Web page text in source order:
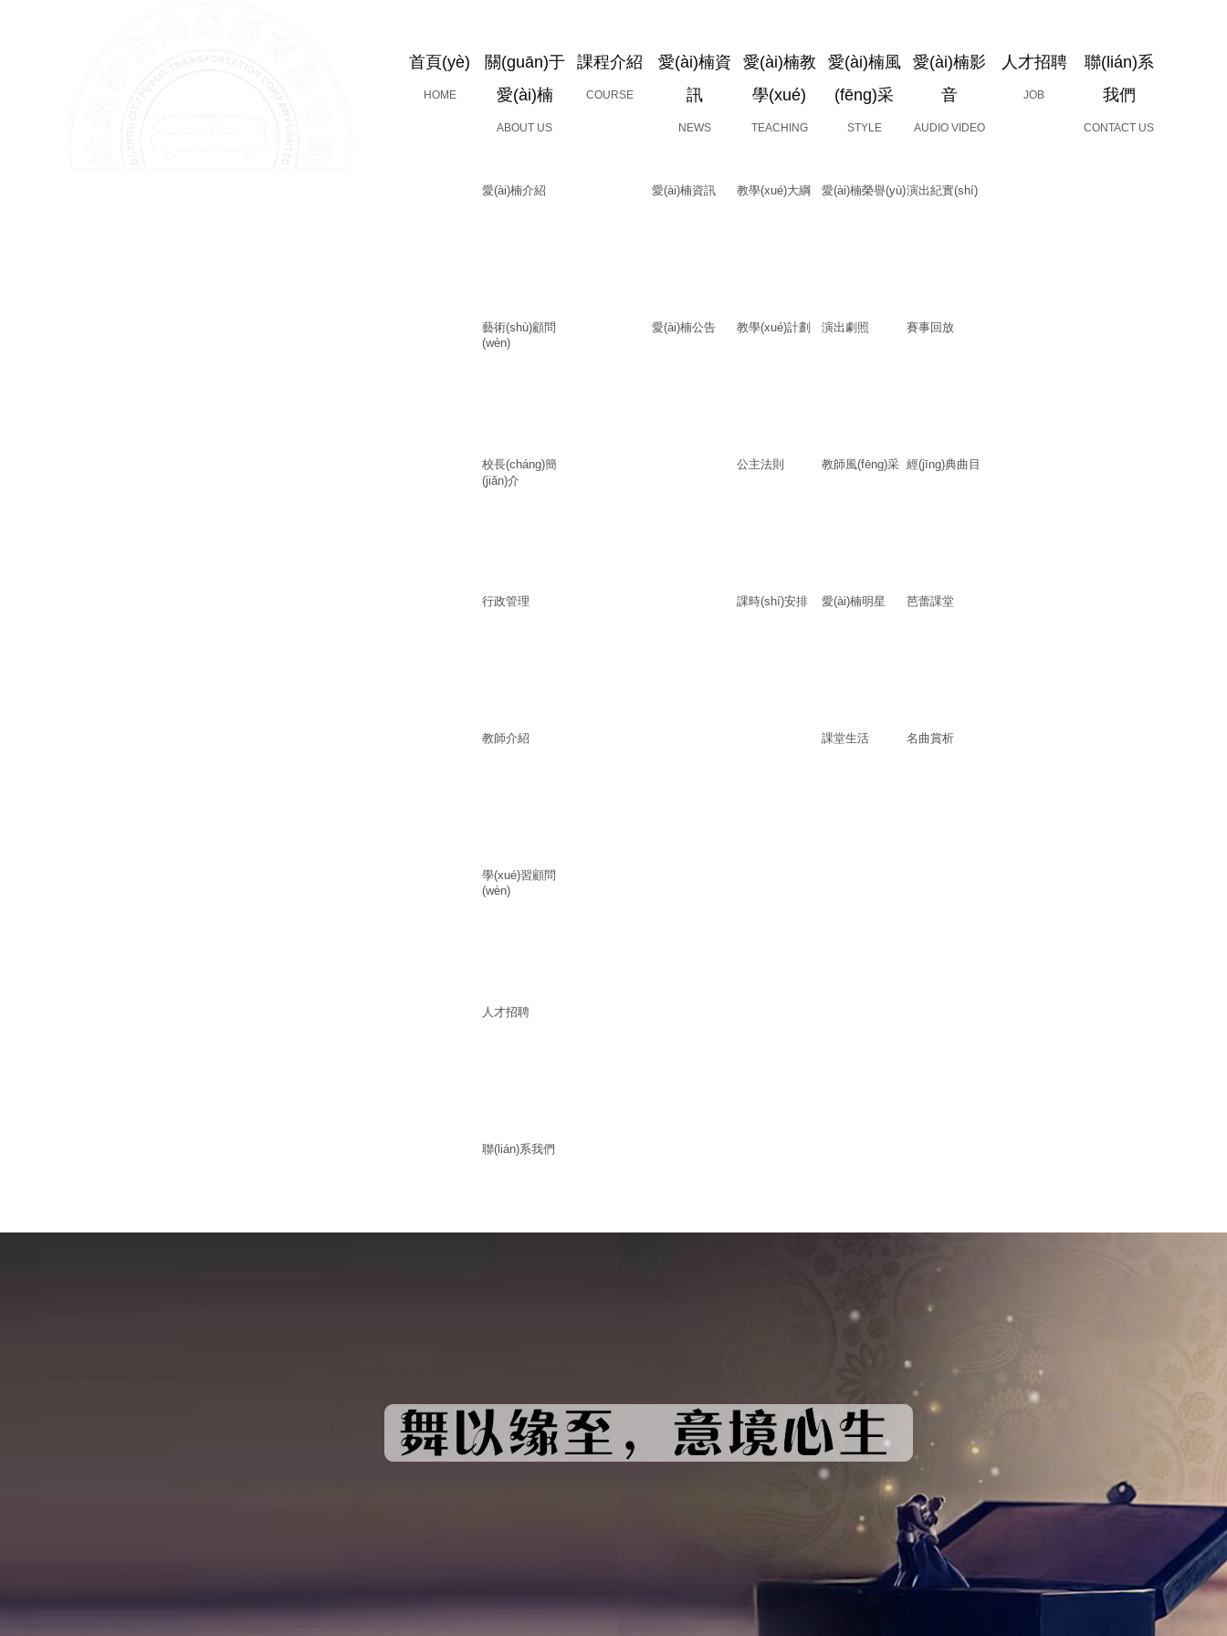
首頁(yè)
HOME
關(guān)于
愛(ài)楠
ABOUT US
愛(ài)楠介紹
藝術(shù)顧問
(wèn)
校長(cháng)簡
(jiǎn)介
行政管理
教師介紹
學(xué)習顧問
(wèn)
人才招聘
聯(lián)系我們
課程介紹
COURSE
愛(ài)楠資
訊
NEWS
愛(ài)楠資訊
愛(ài)楠公告
愛(ài)楠教
學(xué)
TEACHING
教學(xué)大綱
教學(xué)計劃
公主法則
課時(shí)安排
愛(ài)楠風
(fēng)采
STYLE
愛(ài)楠榮譽(yù)
演出劇照
教師風(fēng)采
愛(ài)楠明星
課堂生活
愛(ài)楠影
音
AUDIO VIDEO
演出紀實(shí)
賽事回放
經(jīng)典曲目
芭蕾課堂
名曲賞析
人才招聘
JOB
聯(lián)系
我們
CONTACT US